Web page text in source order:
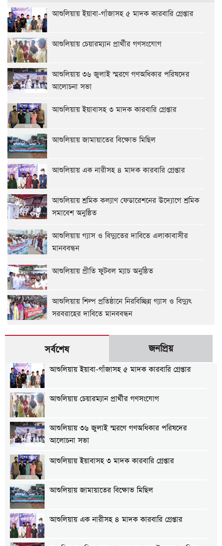
আশুলিয়ায় ইয়াবা-গাঁজাসহ ৫ মাদক কারবারি গ্রেপ্তার
আশুলিয়ায় চেয়ারম্যান প্রার্থীর গণসংযোগ
আশুলিয়ায় ৩৬ জুলাই স্মরণে গণঅধিকার পরিষদের
আলোচনা সভা
আশুলিয়ায় ইয়াবাসহ ৩ মাদক কারবারি গ্রেপ্তার
আশুলিয়ায় জামায়াতের বিক্ষোভ মিছিল
আশুলিয়ায় এক নারীসহ ৪ মাদক কারবারি গ্রেপ্তার
আশুলিয়ায় শ্রমিক কল্যাণ ফেডারেশনের উদ্যোগে শ্রমিক
সমাবেশ অনুষ্ঠিত
আশুলিয়ায় গ্যাস ও বিদ্যুতের দাবিতে এলাকাবাসীর
মানববন্ধন
আশুলিয়ায় প্রীতি ফুটবল ম্যাচ অনুষ্ঠিত
আশুলিয়ায় শিল্প প্রতিষ্ঠানে নিরবিচ্ছিন্ন গ্যাস ও বিদ্যুৎ
সরবরাহের দাবিতে মানববন্ধন
সর্বশেষ জনপ্রিয়
আশুলিয়ায় ইয়াবা-গাঁজাসহ ৫ মাদক কারবারি গ্রেপ্তার
আশুলিয়ায় চেয়ারম্যান প্রার্থীর গণসংযোগ
আশুলিয়ায় ৩৬ জুলাই স্মরণে গণঅধিকার পরিষদের
আলোচনা সভা
আশুলিয়ায় ইয়াবাসহ ৩ মাদক কারবারি গ্রেপ্তার
আশুলিয়ায় জামায়াতের বিক্ষোভ মিছিল
আশুলিয়ায় এক নারীসহ ৪ মাদক কারবারি গ্রেপ্তার